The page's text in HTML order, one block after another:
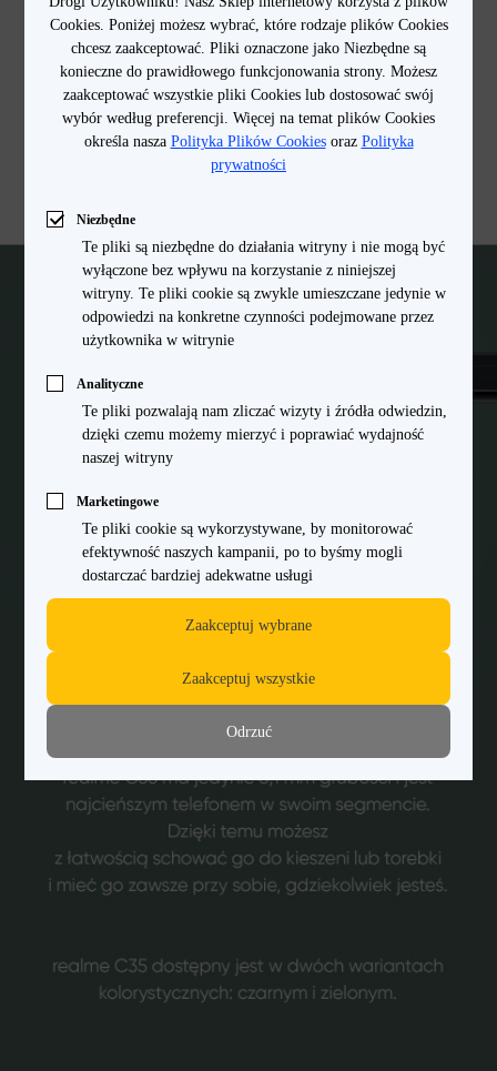
Cookies. Poniżej możesz wybrać, które rodzaje plików Cookies
chcesz zaakceptować. Pliki oznaczone jako Niezbędne są
konieczne do prawidłowego funkcjonowania strony. Możesz
zaakceptować wszystkie pliki Cookies lub dostosować swój
wybór według preferencji. Więcej na temat plików Cookies
określa nasza Polityka Plików Cookiesoraz Polityka
prywatności
Niezbędne
Te pliki są niezbędne do działania witryny i nie mogą być
wyłączone bez wpływu na korzystanie z niniejszej
witryny. Te pliki cookie są zwykle umieszczane jedynie w
odpowiedzi na konkretne czynności podejmowane przez
użytkownika w witrynie
Analityczne
Te pliki pozwalają nam zliczać wizyty i źródła odwiedzin,
dzięki czemu możemy mierzyć i poprawiać wydajność
naszej witryny
Marketingowe
Te pliki cookie są wykorzystywane, by monitorować
efektywność naszych kampanii, po to byśmy mogli
dostarczać bardziej adekwatne usługi
Zaakceptuj wybrane
Zaakceptuj wszystkie
Odrzuć